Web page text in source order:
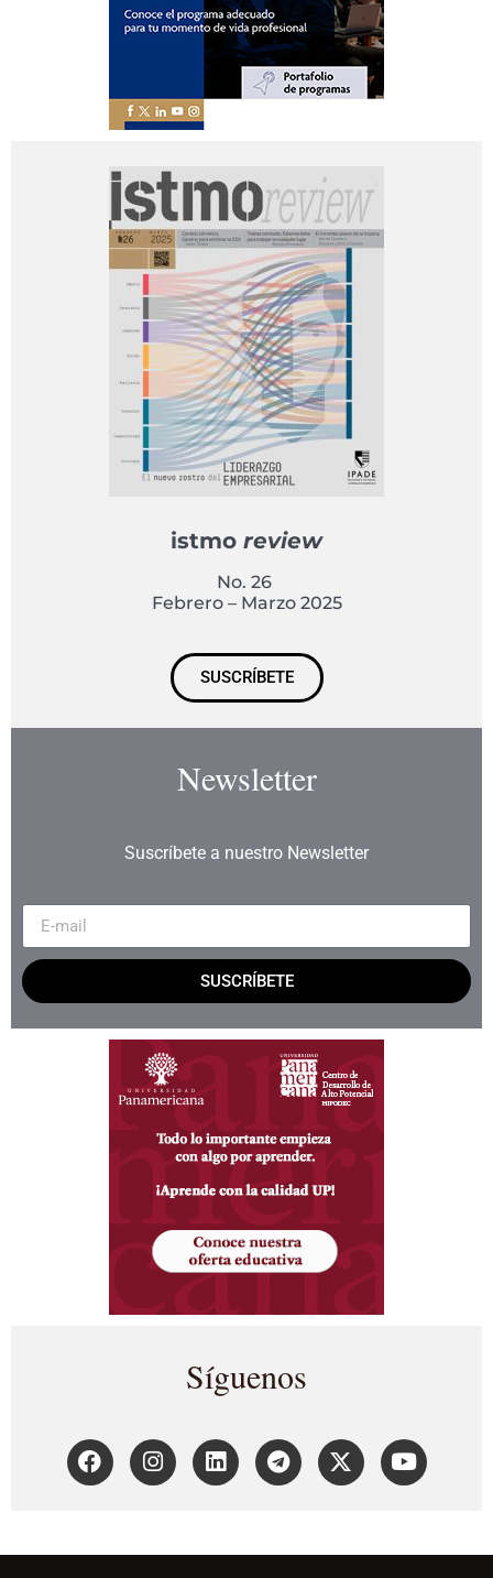
istmo review
No. 26
Febrero – Marzo 2025
SUSCRÍBETE
Newsletter
Suscríbete a nuestro Newsletter
SUSCRÍBETE
Síguenos